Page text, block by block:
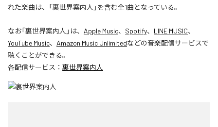
れた楽曲は、「裏世界案内人」を含む全1曲となっている。
なお「裏世界案内人 」は、 Apple Music、 Spotify、 LINE MUSIC、
YouTube Music、 Amazon Music Unlimitedなどの音楽配信サービスで
聴くことができる。
各配信サービス： 裏世界案内人